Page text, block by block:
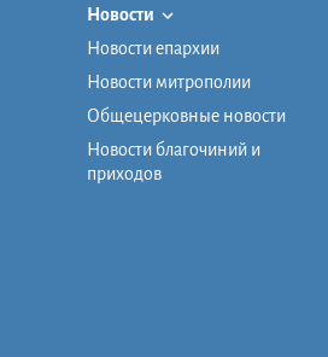
Новости
Новости епархии
Новости митрополии
Общецерковные новости
Новости благочиний и
приходов